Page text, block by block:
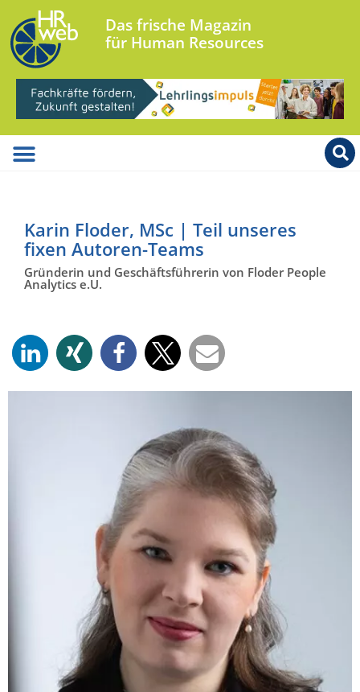
Das frische Magazin
für Human Resources
Karin Floder, MSc | Teil unseres
fixen Autoren-Teams
Gründerin und Geschäftsführerin von Floder People
Analytics e.U.